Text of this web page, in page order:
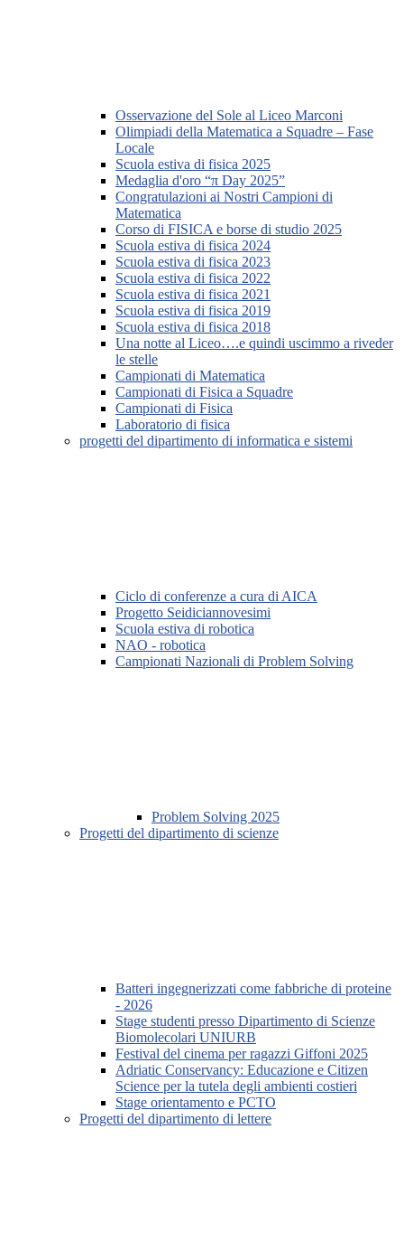
Osservazione del Sole al Liceo Marconi
Olimpiadi della Matematica a Squadre – Fase
Locale
Scuola estiva di fisica 2025
Medaglia d'oro “π Day 2025”
Congratulazioni ai Nostri Campioni di
Matematica
Corso di FISICA e borse di studio 2025
Scuola estiva di fisica 2024
Scuola estiva di fisica 2023
Scuola estiva di fisica 2022
Scuola estiva di fisica 2021
Scuola estiva di fisica 2019
Scuola estiva di fisica 2018
Una notte al Liceo….e quindi uscimmo a riveder
le stelle
Campionati di Matematica
Campionati di Fisica a Squadre
Campionati di Fisica
Laboratorio di fisica
progetti del dipartimento di informatica e sistemi
Ciclo di conferenze a cura di AICA
Progetto Seidiciannovesimi
Scuola estiva di robotica
NAO - robotica
Campionati Nazionali di Problem Solving
Problem Solving 2025
Progetti del dipartimento di scienze
Batteri ingegnerizzati come fabbriche di proteine
- 2026
Stage studenti presso Dipartimento di Scienze
Biomolecolari UNIURB
Festival del cinema per ragazzi Giffoni 2025
Adriatic Conservancy: Educazione e Citizen
Science per la tutela degli ambienti costieri
Stage orientamento e PCTO
Progetti del dipartimento di lettere